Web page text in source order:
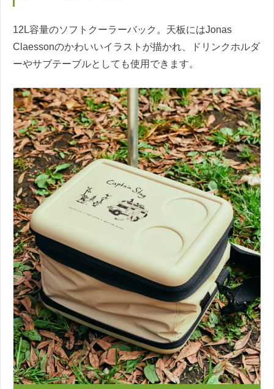
12L容量のソフトクーラーバック。天板にはJonas
Claessonのかわいいイラストが描かれ、ドリンクホルダ
ーやサブテーブルとしても使用できます。